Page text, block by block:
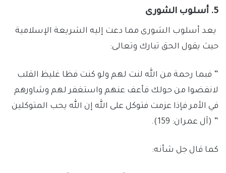
5. أسلوب الشورى
يعد أسلوب الشورى مما دعت إليه الشريعة الإسلامية
حيث يقول الحق تبارك وتعالى:
” فبما رحمة من الله لنت لهم ولو كنت فظا غليظ القلب
لانفضوا من حولك فأعف عنهم واستغفر لهم وشاورهم
في الأمر فإذا عزمت فتوكل على الله إن الله يحب المتوكلين
” (آل عمران: 159).
كما قال جل شأنه: